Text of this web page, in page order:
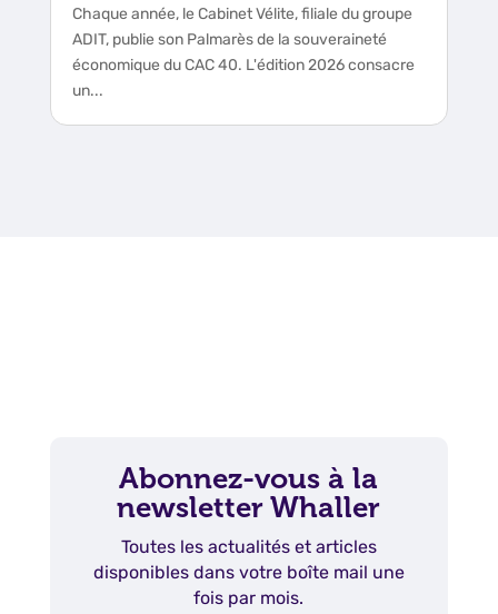
Chaque année, le Cabinet Vélite, filiale du groupe
ADIT, publie son Palmarès de la souveraineté
économique du CAC 40. L'édition 2026 consacre
un...
Abonnez-vous à la
newsletter Whaller
Toutes les actualités et articles
disponibles dans votre boîte mail une
fois par mois.